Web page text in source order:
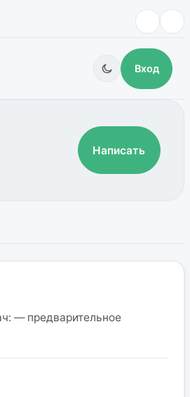
Вход
Написать
— предварительное